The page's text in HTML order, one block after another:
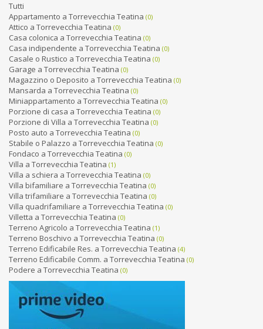
Tutti
Appartamento a Torrevecchia Teatina (0)
Attico a Torrevecchia Teatina (0)
Casa colonica a Torrevecchia Teatina (0)
Casa indipendente a Torrevecchia Teatina (0)
Casale o Rustico a Torrevecchia Teatina (0)
Garage a Torrevecchia Teatina (0)
Magazzino o Deposito a Torrevecchia Teatina (0)
Mansarda a Torrevecchia Teatina (0)
Miniappartamento a Torrevecchia Teatina (0)
Porzione di casa a Torrevecchia Teatina (0)
Porzione di Villa a Torrevecchia Teatina (0)
Posto auto a Torrevecchia Teatina (0)
Stabile o Palazzo a Torrevecchia Teatina (0)
Fondaco a Torrevecchia Teatina (0)
Villa a Torrevecchia Teatina (1)
Villa a schiera a Torrevecchia Teatina (0)
Villa bifamiliare a Torrevecchia Teatina (0)
Villa trifamiliare a Torrevecchia Teatina (0)
Villa quadrifamiliare a Torrevecchia Teatina (0)
Villetta a Torrevecchia Teatina (0)
Terreno Agricolo a Torrevecchia Teatina (1)
Terreno Boschivo a Torrevecchia Teatina (0)
Terreno Edificabile Res. a Torrevecchia Teatina (4)
Terreno Edificabile Comm. a Torrevecchia Teatina (0)
Podere a Torrevecchia Teatina (0)